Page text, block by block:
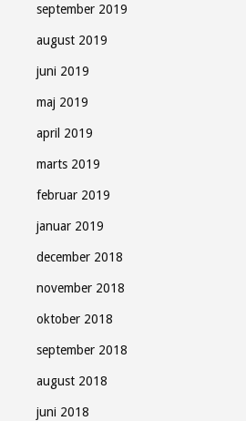
september 2019
august 2019
juni 2019
maj 2019
april 2019
marts 2019
februar 2019
januar 2019
december 2018
november 2018
oktober 2018
september 2018
august 2018
juni 2018